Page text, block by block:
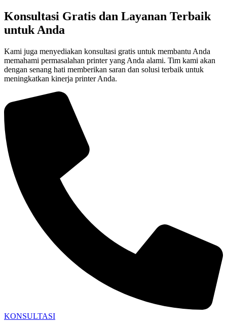
Konsultasi Gratis dan Layanan Terbaik
untuk Anda
Kami juga menyediakan konsultasi gratis untuk membantu Anda
memahami permasalahan printer yang Anda alami. Tim kami akan
dengan senang hati memberikan saran dan solusi terbaik untuk
meningkatkan kinerja printer Anda.
KONSULTASI